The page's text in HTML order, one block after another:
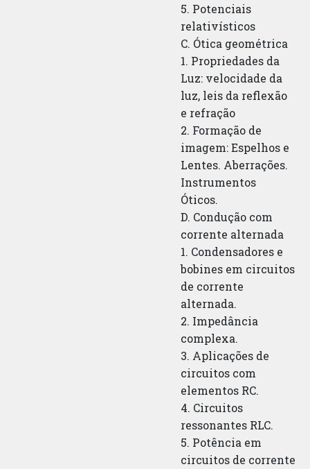
5. Potenciais
relativísticos
C. Ótica geométrica
1. Propriedades da
Luz: velocidade da
luz, leis da reflexão
e refração
2. Formação de
imagem: Espelhos e
Lentes. Aberrações.
Instrumentos
Óticos.
D. Condução com
corrente alternada
1. Condensadores e
bobines em circuitos
de corrente
alternada.
2. Impedância
complexa.
3. Aplicações de
circuitos com
elementos RC.
4. Circuitos
ressonantes RLC.
5. Potência em
circuitos de corrente